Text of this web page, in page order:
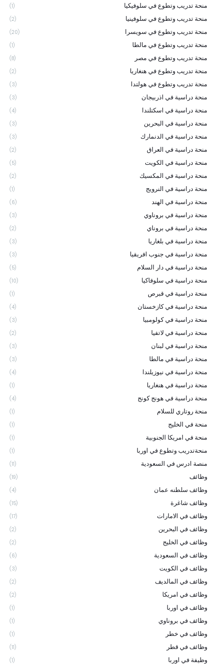
منحة تدريب وتطوع في سلوفيكيا (1)
منحة تدريب وتطوع في سلوفينيا (2)
منحة تدريب وتطوع في سويسرا (20)
منحة تدريب وتطوع في مالطا (1)
منحة تدريب وتطوع في مصر (8)
منحة تدريب وتطوع في هنغاريا (2)
منحة تدريب وتطوع في هولتدا (3)
منحة دراسية في اذربيجان (3)
منحة دراسية في اسكتلندا (4)
منحة دراسية في البحرين (3)
منحة دراسية في الدنمارك (3)
منحة دراسية في العراق (2)
منحة دراسية في الكويت (5)
منحة دراسية في المكسيك (2)
منحة دراسية في النرويج (1)
منحة دراسية في الهند (6)
منحة دراسية في بروناوي (3)
منحة دراسية في بروناي (2)
منحة دراسية في بلغاريا (3)
منحة دراسية في جنوب افريقيا (3)
منحة دراسية في دار السلام (5)
منحة دراسية في سلوفاكيا (10)
منحة دراسية في قبرص (1)
منحة دراسية في كازخستان (4)
منحة دراسية في كولومبيا (3)
منحة دراسية في لاتفيا (2)
منحة دراسية في لبنان (3)
منحة دراسية في مالطا (3)
منحة دراسية في نيوزيلندا (4)
منحة دراسية في هنغاريا (1)
منحة دراسية في هونج كونج (4)
منحة روتاري للسلام (1)
منحة في الخليج (1)
منحة في امريكا الجنوبية (1)
منحةتدريب وتطوع في اوربا (1)
منصة ادرس في السعودية (11)
وظائف (19)
وظائف سلطنه عمان (4)
وظائف شاغرة (15)
وظائف في الامارات (17)
وظائف في البحرين (2)
وظائف في الخليج (2)
وظائف في السعودية (6)
وظائف في الكويت (3)
وظائف في المالديف (2)
وظائف في امريكا (2)
وظائف في اوربا (1)
وظائف في بروناوي (1)
وظائف في خطر (1)
وظائف في قطر (11)
وظيفة في اوربا (1)